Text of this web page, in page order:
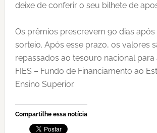
deixe de conferir o seu bilhete de
Os prêmios prescrevem 90 dias após
sorteio. Após esse prazo, os valores
repassados ao tesouro nacional para
FIES – Fundo de Financiamento ao
Ensino Superior.
Compartilhe essa notícia